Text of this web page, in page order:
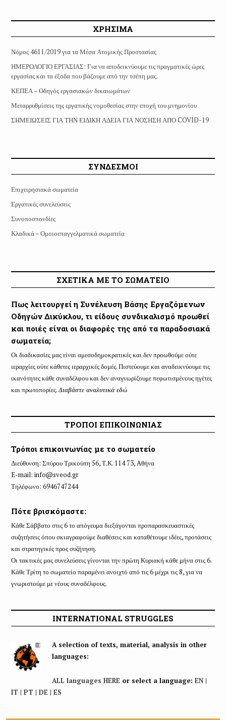
ΧΡΗΣΙΜΑ
Νόμος 4611/2019 για τα Μέσα Ατομικής Προστασίας
ΗΜΕΡΟΛΟΓΙΟ ΕΡΓΑΣΙΑΣ: Για να αποδεικνύουμε τις πραγματικές ώρες
εργασίας και τα έξοδα που βάζουμε από την τσέπη μας.
ΚΕΠΕΑ – Οδηγός εργασιακών δικαιωμάτων
Μεταρρυθμίσεις της εργατικής νομοθεσίας στην εποχή του μνημονίου
ΣΗΜΕΙΩΣΕΙΣ ΓΙΑ ΤΗΝ ΕΙΔΙΚΗ ΑΔΕΙΑ ΓΙΑ ΝΟΣΗΣΗ ΑΠΟ COVID-19
ΣΥΝΔΕΣΜΟΙ
Επιχειρησιακά σωματεία
Εργατικές συνελεύσεις
Συνοποσπονδίες
Κλαδικά – Ομοιοεπαγγελματικά σωματεία
ΣΧΕΤΙΚΑ ΜΕ ΤΟ ΣΩΜΑΤΕΙΟ
Πως λειτουργεί η Συνέλευση Βάσης Εργαζόμενων
Οδηγών Δικύκλου, τι είδους συνδικαλισμό προωθεί
και ποιές είναι οι διαφορές της από τα παραδοσιακά
σωματεία;
Οι διαδικασίες μας είναι αμεσοδημοκρατικές και δεν προωθούμε ούτε
ιεραρχίες ούτε κάθετες ιεραρχικές δομές. Πιστεύουμε και αναδεικνύουμε τις
ικανότητες κάθε συναδέλφου και δεν αναγνωρίζουμε πεφωτισμένους ηγέτες
και πρωτοπορίες.Διαβάστε αναλυτικά εδώ
ΤΡΟΠΟΙ ΕΠΙΚΟΙΝΩΝΙΑΣ
Τρόποι επικοινωνίας με το σωματείο
Διεύθυνση: Σπύρου Τρικούπη 56, Τ.Κ. 114 73, Aθήνα
E-mail: info@sveod.gr
Τηλέφωνο: 6946747244
Πότε βρισκόμαστε:
Κάθε Σάββατο στις 6 το απόγευμα διεξάγονται προπαρασκευαστικές
συζητήσεις όπου σκιαγραφούμε διαθέσεις και καταθέτουμε ιδέες, προτάσεις
και στρατηγικές προς συζήτηση.
Οι τακτικές μας συνελεύσεις γίνονται την πρώτη Κυριακή κάθε μήνα στις 6.
Κάθε Τρίτη το σωματείο παραμένει ανοιχτό από τις 6 μέχρι τις 8, για να
γνωριστούμε με νέους συναδέλφους.
INTERNATIONAL STRUGGLES
A selection of texts, material, analysis in other
languages:
ALL languages HEREor select a language: EN|
IT | PT | DE | ES